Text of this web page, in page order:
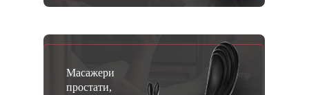
Масажери
простати,